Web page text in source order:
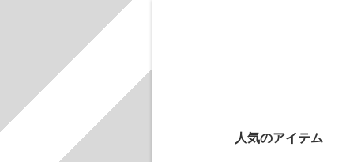
人気のアイテム